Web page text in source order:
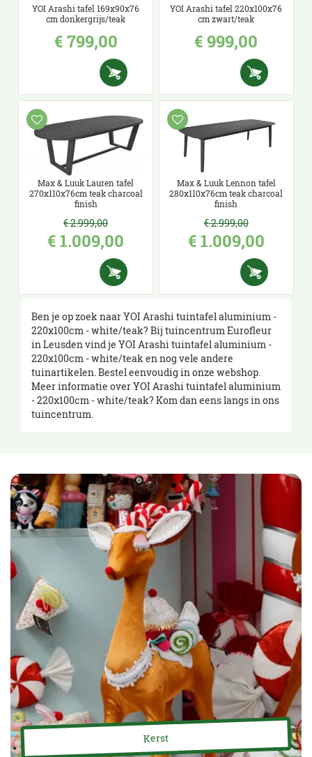
YOI Arashi tafel 169x90x76
cm donkergrijs/teak
€799,00
YOI Arashi tafel 220x100x76
cm zwart/teak
€999,00
Max & Luuk Lauren tafel
270x110x76cm teak charcoal
finish
€2.999,00
€1.009,00
Max & Luuk Lennon tafel
280x110x76cm teak charcoal
finish
€2.999,00
€1.009,00
Ben je op zoek naar YOI Arashi tuintafel aluminium -
220x100cm - white/teak? Bij tuincentrum Eurofleur
in Leusden vind je YOI Arashi tuintafel aluminium -
220x100cm - white/teak en nog vele andere
tuinartikelen. Bestel eenvoudig in onze webshop.
Meer informatie over YOI Arashi tuintafel aluminium
- 220x100cm - white/teak? Kom dan eens langs in ons
tuincentrum.
Kerst